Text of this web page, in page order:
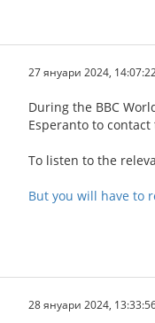
27 януари 2024, 14:07:22
During the BBC
Esperanto to
To listen to the
But you will have to
28 януари 2024,